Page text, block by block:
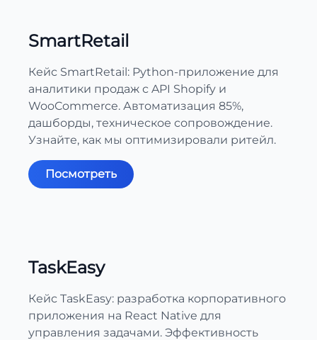
SmartRetail
Кейс SmartRetail: Python-приложение для
аналитики продаж с API Shopify и
WooCommerce. Автоматизация 85%,
дашборды, техническое сопровождение.
Узнайте, как мы оптимизировали ритейл.
Посмотреть
TaskEasy
Кейс TaskEasy: разработка корпоративного
приложения на React Native для
управления задачами. Эффективность